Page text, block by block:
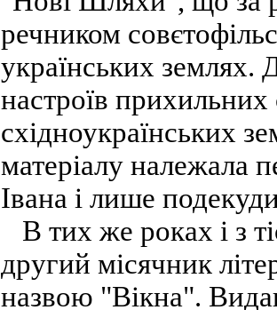
речником
українських землях.
настроїв прихильних
східноукраїнських
матеріалу належала
Івана і лише
В тих же роках і з
другий місячник
назвою "Вікна".